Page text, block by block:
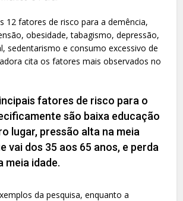
12 fatores de risco para a demência,
obesidade, tabagismo, depressão,
sedentarismo e consumo excessivo de
cita os fatores mais observados no
fatores de risco para o
são baixa educação
lugar, pressão alta na meia
vai dos 35 aos 65 anos, e perda
meia idade.
da pesquisa, enquanto a